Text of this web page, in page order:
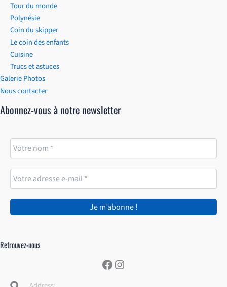
Tour du monde
Polynésie
Coin du skipper
Le coin des enfants
Cuisine
Trucs et astuces
Galerie Photos
Nous contacter
Abonnez-vous à notre newsletter
Retrouvez-nous
Facebook
Instagram